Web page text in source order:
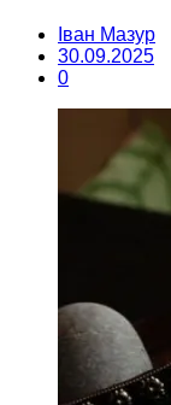
Іван Мазур
30.09.2025
0